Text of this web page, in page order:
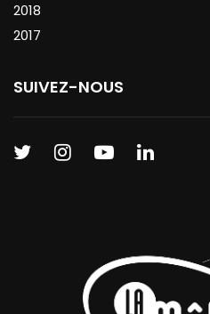
2018
2017
SUIVEZ-NOUS